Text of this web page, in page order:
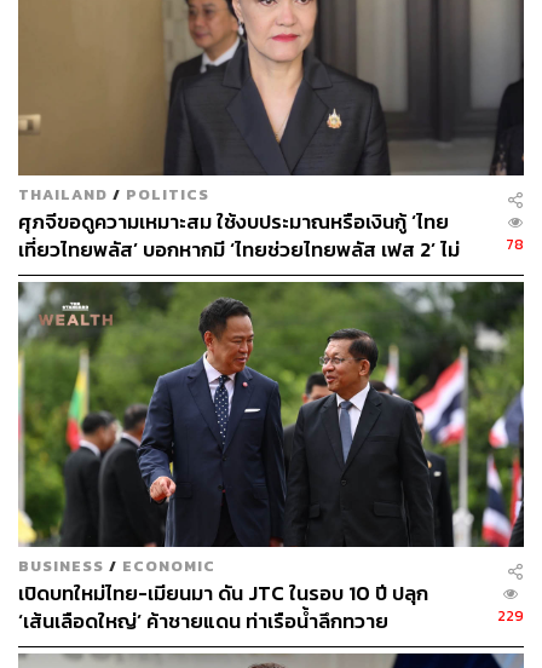
นันทพงษ์อธิบายต่อเกี่ยวกับผลกระทบของราคาน้ำมันต่อ
อัตราเงินเฟ้อ โดยระบุว่า ปัจจุบัน ราคาพลังงานมีสัดส่วนน้ำ
หนักในตะกร้าเงินเฟ้ออยู่ ประมาณ 7% โดยน้ำมันดีเซลเป็น
เพียงส่วนหนึ่งของหมวดพลังงาน โดยมีสัดส่วนน้ำหนักใน
ตะกร้าเงินเฟ้อ 2.58% ส่วนเบนซิน 95 แก๊สโซฮอล์ 95 แก๊สโซ
ฮอล์ 91 และ E20 มีน้ำหนักอยู่ที่ 0.15% 2.3% 1.64% และ
0.4% ตามลำดับ
โดยตามการคำนวณของกระทรวงพาณิชย์พบว่า การขึ้น
ราคาดีเซลทุก 1 บาทจะกระทบอัตราเงินเฟ้อ 0.075% ส่วน
การขึ้นราคาทุก 1 บาทของน้ำมันเบนซิน 95 แก๊สโซฮอล์ 95
แก๊สโซฮอล์ 91 และ E20 จะกระทบอัตราเงินเฟ้อ 0.003%
0.10% 0.046% และ 0.012% ตามลำดับ
THAILAND / POLITICS
ศุภจีขอดูความเหมาะสม ใช้งบประมาณหรือเงินกู้ ‘ไทย
เที่ยวไทยพลัส’ บอกหากมี ‘ไทยช่วยไทยพลัส เฟส 2’ ไม่
จำเป็นต้องออกพร้อมกัน
78
BUSINESS / ECONOMIC
เปิดบทใหม่ไทย-เมียนมา ดัน JTC ในรอบ 10 ปี ปลุก
‘เส้นเลือดใหญ่’ ค้าชายแดน ท่าเรือน้ำลึกทวาย
229